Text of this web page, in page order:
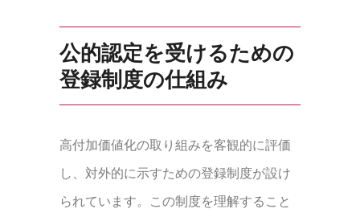
公的認定を受けるための
登録制度の仕組み
高付加価値化の取り組みを客観的に評価
し、対外的に示すための登録制度が設け
られています。この制度を理解すること